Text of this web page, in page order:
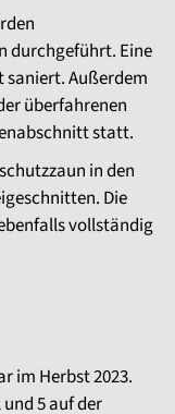
durchgeführt. Eine
Außerdem
überfahrenen
statt.
in den
Die
vollständig
im Herbst 2023.
5 auf der